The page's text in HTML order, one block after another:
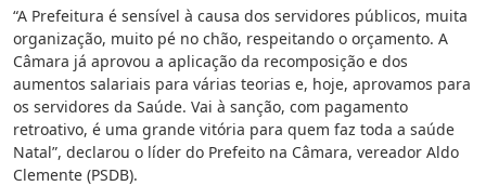
“A Prefeitura é sensível à causa dos servidores públicos, muita
organização, muito pé no chão, respeitando o orçamento. A
Câmara já aprovou a aplicação da recomposição e dos
aumentos salariais para várias teorias e, hoje, aprovamos para
os servidores da Saúde. Vai à sanção, com pagamento
retroativo, é uma grande vitória para quem faz toda a saúde
Natal”, declarou o líder do Prefeito na Câmara, vereador Aldo
Clemente (PSDB).